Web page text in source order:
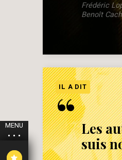
MENU
Frédéric
Benoît
IL A DIT
“ Les
suis